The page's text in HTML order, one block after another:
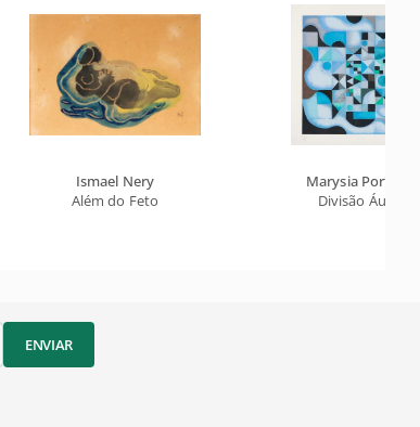
Ismael Nery
Além do Feto
Marysia Portinari
Divisão Áurea
ENVIAR